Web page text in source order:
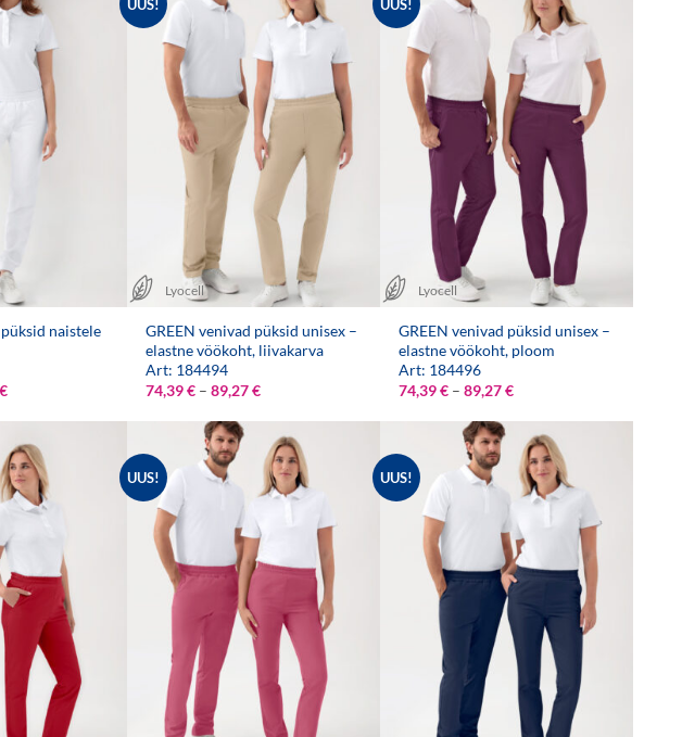
naistele
€Hinnavahemik:
kuni
UUS!
Lyocell
GREEN venivad püksid unisex –
elastne vöökoht, liivakarva
Art: 184494
74,39€ – 89,27€Hinnavahemik:
kuni
89,27 €
UUS!
Lyocell
GREEN venivad püksid unisex –
elastne vöökoht, ploom
Art: 184496
74,39€ – 89,27€Hinnavahemik:
kuni
89,27 €
UUS! UUS!